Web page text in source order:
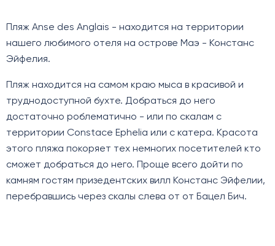
Пляж Anse des Anglais - находится на территории
нашего любимого отеля на острове Маэ - Констанс
Эйфелия.
Пляж находится на самом краю мыса в красивой и
труднодоступной бухте. Добраться до него
достаточно роблематично - или по скалам с
территории Constace Ephelia или с катера. Красота
этого пляжа покоряет тех немногих посетителей кто
сможет добраться до него. Проще всего дойти по
камням гостям призедентских вилл Констанс Эйфелии,
перебравшись через скалы слева от от Бацел Бич.